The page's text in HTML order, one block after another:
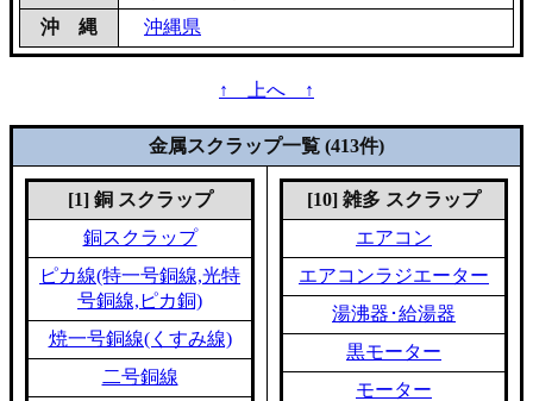
沖 縄
沖縄県
↑ 上へ ↑
金属スクラップ一覧 (413件)
[1] 銅 スクラップ
銅スクラップ
ピカ線(特一号銅線,光特
号銅線,ピカ銅)
焼一号銅線(くすみ線)
二号銅線
[10] 雑多 スクラップ
エアコン
エアコンラジエーター
湯沸器･給湯器
黒モーター
モーター